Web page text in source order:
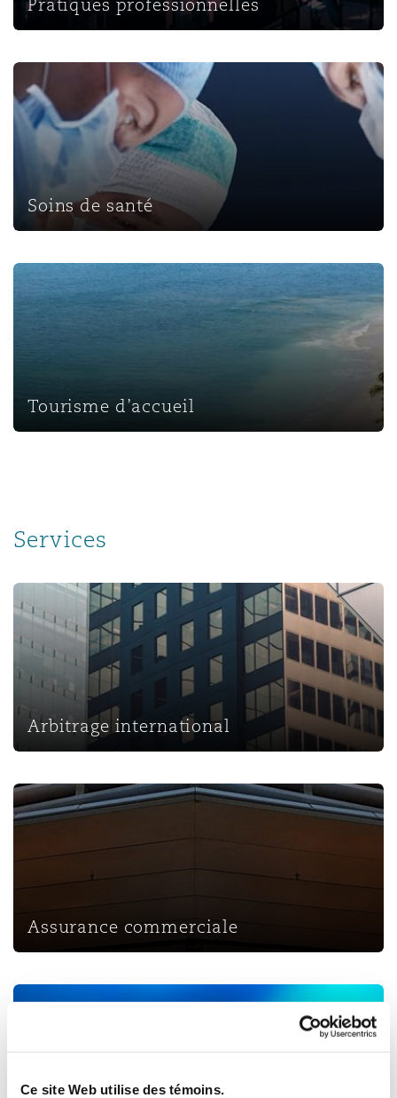
Ce site Web utilise des témoins.
Pratiques professionnelles
Soins de santé
Soins de santé
Tourisme d’accueil
Tourisme d’accueil
Services
Arbitrage international
Arbitrage international
Assurance commerciale
Assurance commerciale
Cyberrisques